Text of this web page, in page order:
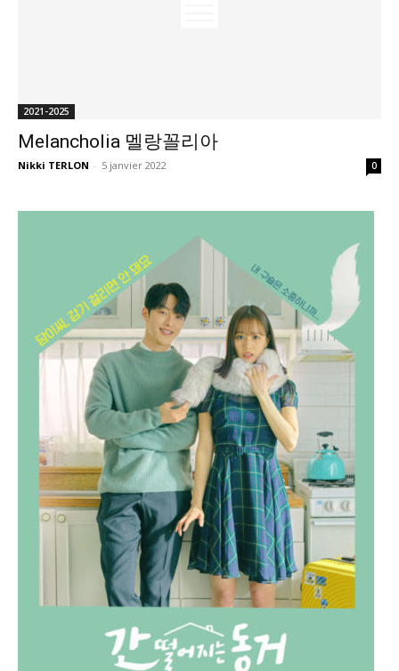
2021-2025
Melancholia 멜랑꼴리아
Nikki TERLON - 5 janvier 2022 0